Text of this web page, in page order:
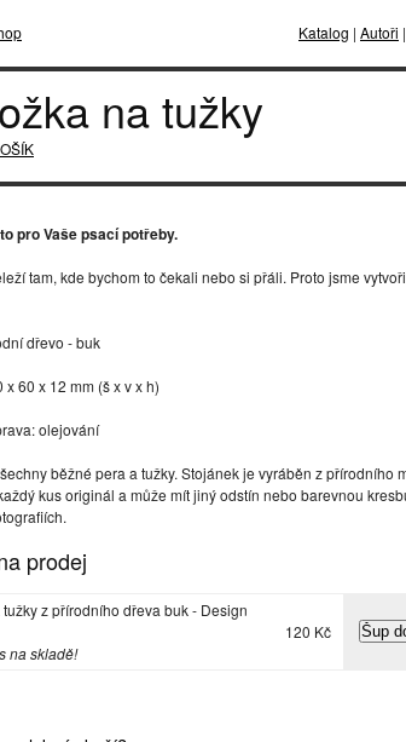
Katalog | Autoři |
na tužky
pro Vaše psací potřeby.
tam, kde bychom to čekali nebo si přáli. Proto jsme
dřevo - buk
x 60 x 12 mm (š x v x h)
olejování
běžné pera a tužky. Stojánek je vyráběn z přírodního
kus originál a může mít jiný odstín nebo barevnou
prodej
z přírodního dřeva buk - Design
na skladě!
120 Kč